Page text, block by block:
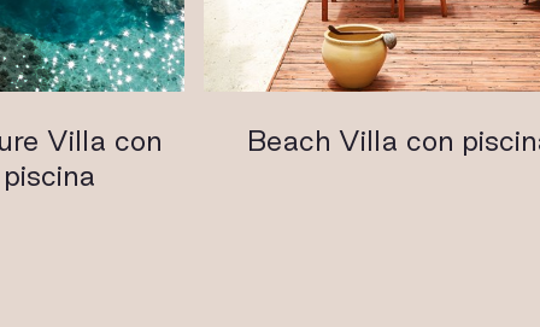
Villa con
Beach Villa con